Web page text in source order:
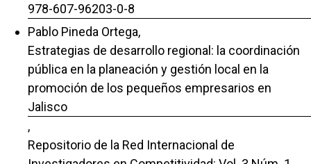
978-607-96203-0-8
Pablo Pineda Ortega,
Estrategias de desarrollo regional: la coordinación
pública en la planeación y gestión local en la
promoción de los pequeños empresarios en
Jalisco
,
Repositorio de la Red Internacional de